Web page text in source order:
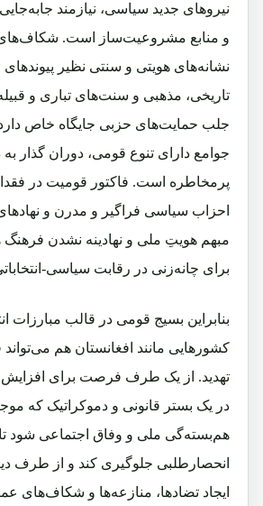
نیروهای جدید سیاسی، نیازمند
و منابع مشروعیت‌ساز است. شکاف‌های
نشانه‌های هویتی و سنتی نظیر
تاریخی، مذهبی و سنت‌های تباری و
جلب حمایت‌های حزبی جایگاه خاص دارد.
جوامع دارای تنوع قومی، دوران‌ گذار
پرمخاطره است. فاکتور قومیت در
احزاب سیاسی فراگیر و مدرن و
مبهم هویتِ ملی و نهادینه نشدن فرهنگ
برای چانه‌زنی در رقابت سیاسی-
بنابراین بسیج قومی در قالب مبارزات
کشورهایی مانند افغانستان هم
تهدید. از یک طرف فرصت برای
در یک بستر قانونی و دموکراتیک که
هم‌بسته‌گی ملی و وفاق اجتماعی شود تا
انحصارطلبی جلوگیری کند و از طرف
ایجاد تضادها، منازعه‌ها و شکاف‌های